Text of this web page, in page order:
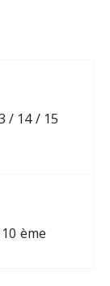
/ 14 / 15
ème